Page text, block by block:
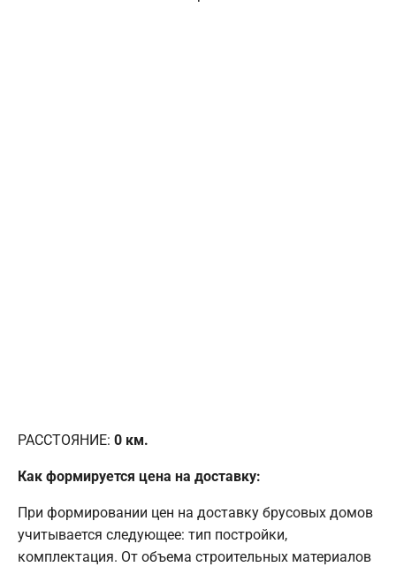
РАССТОЯНИЕ: 0 км.
Как формируется цена на доставку:
При формировании цен на доставку брусовых домов
учитывается следующее: тип постройки,
комплектация. От объема строительных материалов